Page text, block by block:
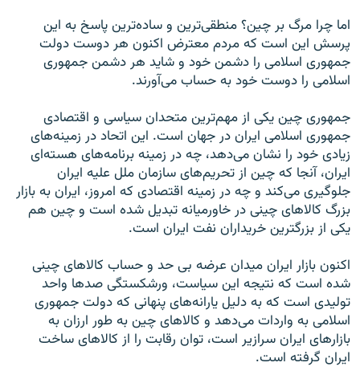
اما چرا مرگ بر چین؟ منطقی‌ترین و ساده‌ترین پاسخ به این
پرسش این است که مردم معترض اکنون هر دوست دولت
جمهوری اسلامی را دشمن خود و شاید هر دشمن جمهوری
اسلامی را دوست خود به حساب می‌آورند.
جمهوری چین یکی از مهم‌ترین متحدان سیاسی و اقتصادی
جمهوری اسلامی ایران در جهان است. این اتحاد در زمینه‌های
زیادی خود را نشان می‌دهد، چه در زمینه برنامه‌های هسته‌ای
ایران، آنجا که چین از تحریم‌های سازمان ملل علیه ایران
جلوگیری می‌کند و چه در زمینه اقتصادی که امروز، ایران به بازار
بزرگ کالاهای چینی در خاورمیانه تبدیل شده است و چین هم
یکی از بزرگترین خریداران نفت ایران است.
اکنون بازار ایران میدان عرضه بی حد و حساب کالاهای چینی
شده است که نتیجه این سیاست، ورشکستگی صدها واحد
تولیدی است که به دلیل یارانه‌های پنهانی که دولت جمهوری
اسلامی به واردات می‌دهد و کالاهای چین به طور ارزان به
بازارهای ایران سرازیر است، توان رقابت را از کالاهای ساخت
ایران گرفته است.